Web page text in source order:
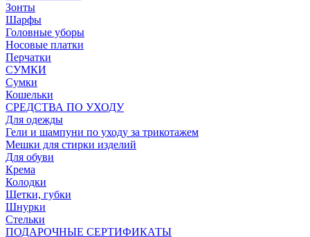
Зонты
Шарфы
Головные уборы
Носовые платки
Перчатки
СУМКИ
Сумки
Кошельки
CРЕДСТВА ПО УХОДУ
Для одежды
Гели и шампуни по уходу за трикотажем
Мешки для стирки изделий
Для обуви
Крема
Колодки
Щетки, губки
Шнурки
Стельки
ПОДАРОЧНЫЕ СЕРТИФИКАТЫ